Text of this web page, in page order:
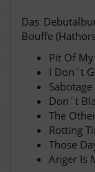
Das
Bouffe
Pit Of
I Don´t
Sabotage
Don´t
The
Rotting
Those
Anger Is